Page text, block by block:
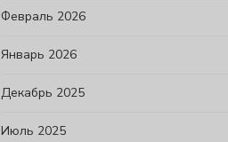
Февраль 2026
Январь 2026
Декабрь 2025
Июль 2025